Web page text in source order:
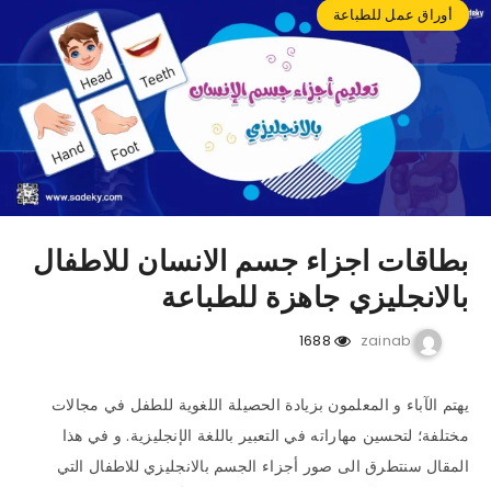
أوراق عمل للطباعة
بطاقات اجزاء جسم الانسان للاطفال
بالانجليزي جاهزة للطباعة
zainab
1688
يهتم الآباء و المعلمون بزيادة الحصيلة اللغوية للطفل في مجالات
مختلفة؛ لتحسين مهاراته في التعبير باللغة الإنجليزية. و في هذا
المقال سنتطرق الى صور أجزاء الجسم بالانجليزي للاطفال التي